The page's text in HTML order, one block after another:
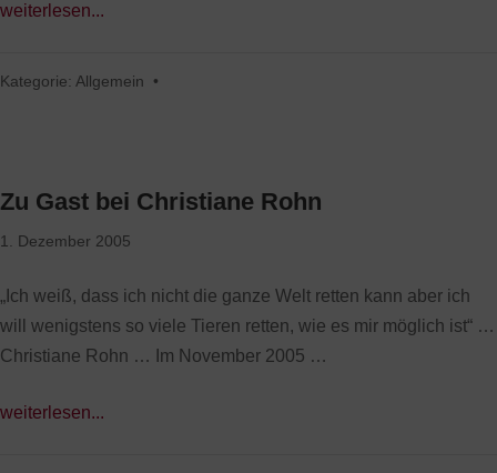
weiterlesen...
Kategorie: Allgemein •
Zu Gast bei Christiane Rohn
1. Dezember 2005
„Ich weiß, dass ich nicht die ganze Welt retten kann aber ich
will wenigstens so viele Tieren retten, wie es mir möglich ist“ …
Christiane Rohn … Im November 2005 …
weiterlesen...